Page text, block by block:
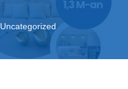
Uncategorized